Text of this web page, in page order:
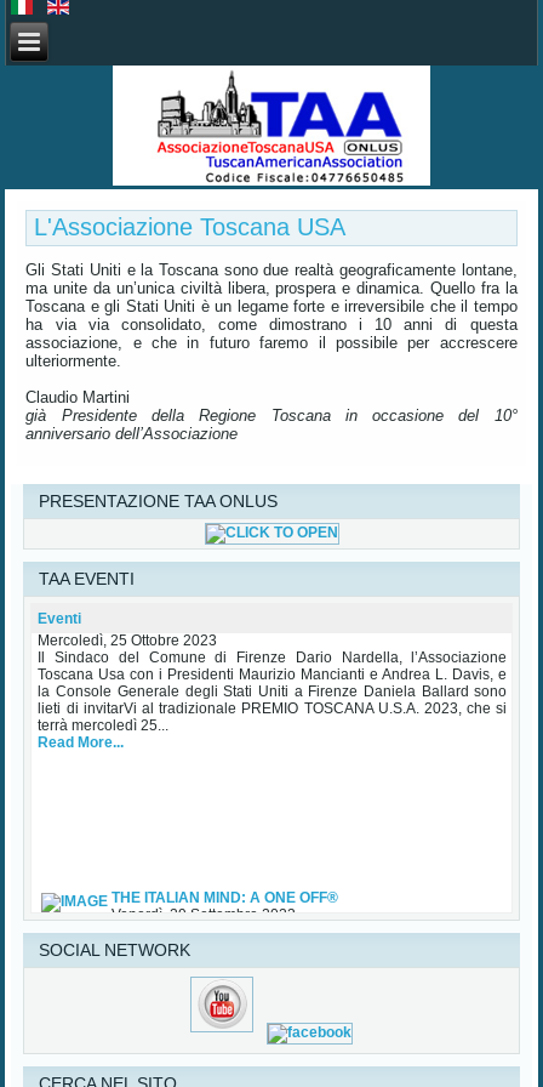
L'Associazione Toscana USA
Gli Stati Uniti e la Toscana sono due realtà geograficamente lontane,
ma unite da un’unica civiltà libera, prospera e dinamica. Quello fra la
Toscana e gli Stati Uniti è un legame forte e irreversibile che il tempo
ha via via consolidato, come dimostrano i 10 anni di questa
associazione, e che in futuro faremo il possibile per accrescere
ulteriormente.
Claudio Martini
già Presidente della Regione Toscana in occasione del 10°
anniversario dell’Associazione
PRESENTAZIONE TAA ONLUS
TAA EVENTI
Eventi
Premio Toscana USA Palazzo Vecchio 25 Ottobre 2023
Mercoledì, 25 Ottobre 2023
Il Sindaco del Comune di Firenze Dario Nardella, l’Associazione
Toscana Usa con i Presidenti Maurizio Mancianti e Andrea L. Davis, e
la Console Generale degli Stati Uniti a Firenze Daniela Ballard sono
lieti di invitarVi al tradizionale PREMIO TOSCANA U.S.A. 2023, che si
terrà mercoledì 25...
Read More...
Venerdì, 29 Settembre 2023
In attesa di alcune mostre importanti che ci vedranno coinvolti e del
tradizionale Premio TAA in Palazzo Vecchio nel mese di ottobre, TAA
(Tuscan American Association) ha patrocinato una importante iniziativa
sul Made in Italy - Lusso con particolare riguardo agli USA, che si è...
SOCIAL NETWORK
CERCA NEL SITO